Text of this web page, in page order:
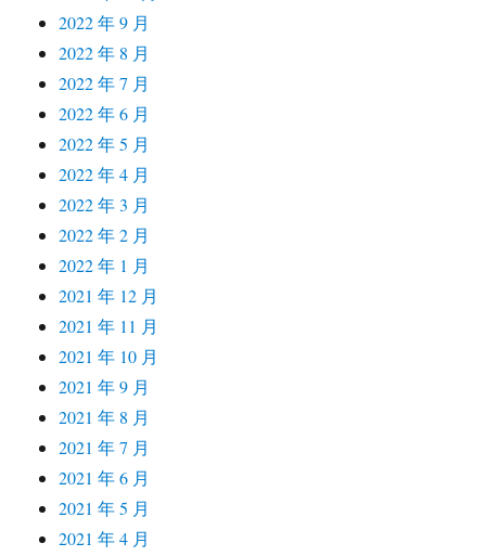
2022 年 9 月
2022 年 8 月
2022 年 7 月
2022 年 6 月
2022 年 5 月
2022 年 4 月
2022 年 3 月
2022 年 2 月
2022 年 1 月
2021 年 12 月
2021 年 11 月
2021 年 10 月
2021 年 9 月
2021 年 8 月
2021 年 7 月
2021 年 6 月
2021 年 5 月
2021 年 4 月